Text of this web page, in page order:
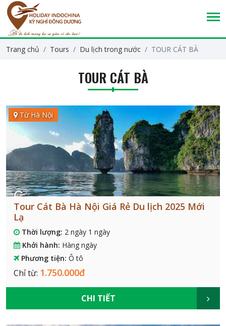
Trang chủ Tours Du lịch trong nước TOUR CÁT BÀ
TOUR CÁT BÀ
Từ Hà Nội
Tour Cát Bà Hà Nội Giá Rẻ Du lịch 2025 Mới
Lạ
Thời lượng: 2 ngày 1 ngày
Khởi hành: Hàng ngày
Phương tiện: Ô tô
Chỉ từ: 1.750.000đ
CHI TIẾT